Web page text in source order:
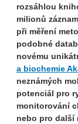
rozsáhlou
milionů
při měření
podobné
novému
a biochemie
neznámých
potenciál pro
monitorování
nebo pro další